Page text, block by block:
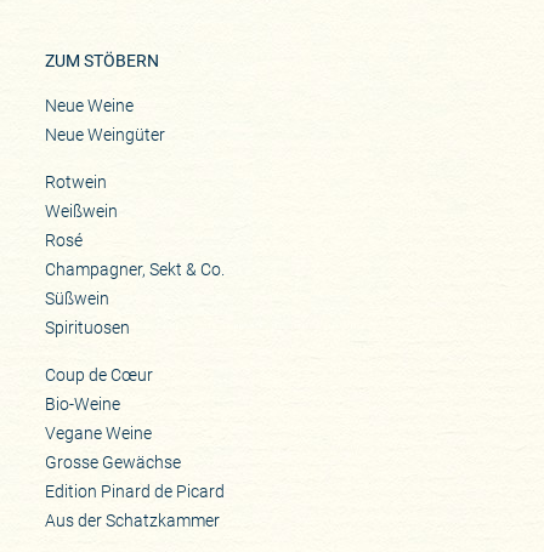
ZUM STÖBERN
Neue Weine
Neue Weingüter
Rotwein
Weißwein
Rosé
Champagner, Sekt & Co.
Süßwein
Spirituosen
Coup de Cœur
Bio-Weine
Vegane Weine
Grosse Gewächse
Edition Pinard de Picard
Aus der Schatzkammer